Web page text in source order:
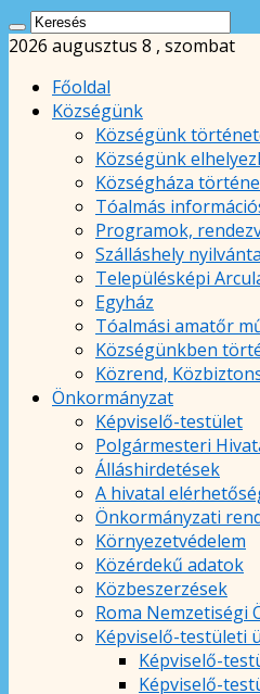
2026 augusztus 8 , szombat
Főoldal
Községünk
Községünk
Községünk
Községháza
Tóalmás
Programok,
Szálláshely
Településképi
Egyház
Tóalmási amatőr
Községünkben
Közrend,
Önkormányzat
Képviselő-testület
Polgármesteri
Álláshirdetések
A hivatal
Önkormányzati
Környezetvédelem
Közérdekű adatok
Közbeszerzések
Roma Nemzetiségi
Képviselő-testületi
Képviselő-
Képviselő-